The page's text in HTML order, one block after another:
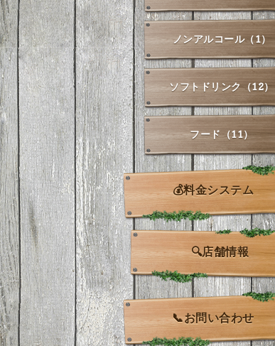
ノンアルコール（1）
ソフトドリンク（12）
フード（11）
💰料金システム
🔍店舗情報
📞お問い合わせ